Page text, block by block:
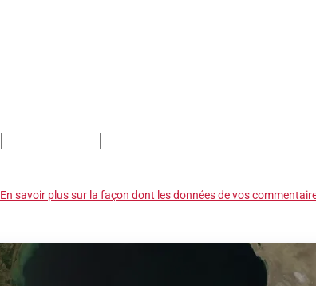
En savoir plus sur la façon dont les données de vos